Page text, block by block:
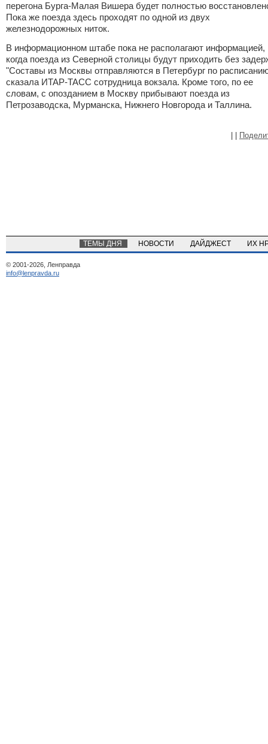
перегона Бурга-Малая Вишера будет полностью
Пока же поезда здесь проходят по одной из двух
железнодорожных ниток.
В информационном штабе пока не располагают информацией,
когда поезда из Северной столицы будут приходить без
"Составы из Москвы отправляются в Петербург по
сказала ИТАР-ТАСС сотрудница вокзала. Кроме того, по ее
словам, с опозданием в Москву прибывают поезда из
Петрозаводска, Мурманска, Нижнего Новгорода и Таллина.
ТЕМЫ ДНЯ НОВОСТИ ДАЙДЖЕСТ ИХ
© 2001-2026, Ленправда
info@lenpravda.ru